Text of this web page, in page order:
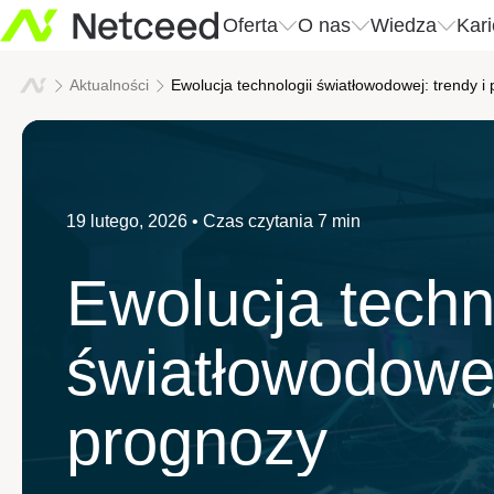
Oferta
Usługi
Budujemy połączenia
O nas
Zespół liderów Nasze
Wiedza
Wydarzenia
Centrum pobierania
Aktualności Ewolucja technologii światłowodowej: trendy i
19 lutego, 2026 • Czas czytania 7 min
Ewolucja
prognozy